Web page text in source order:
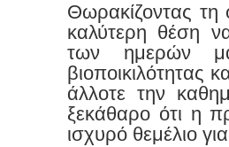
Θωρακίζοντας
καλύτερη θέση
των ημερών
βιοποικιλότητας
άλλοτε την
ξεκάθαρο ότι η
ισχυρό θεμέλιο